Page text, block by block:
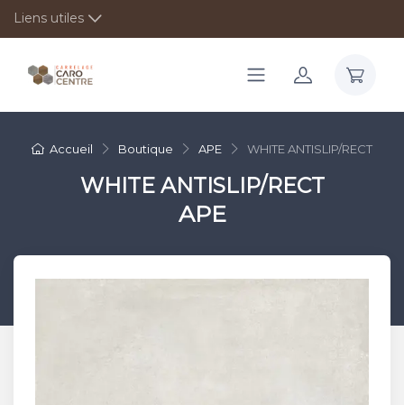
Liens utiles
Accueil Boutique APE WHITE ANTISLIP/RECT
WHITE ANTISLIP/RECT
APE